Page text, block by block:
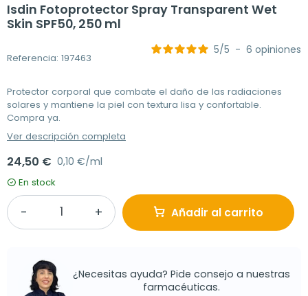
Isdin Fotoprotector Spray Transparent Wet
Skin SPF50, 250 ml
Referencia: 197463
5/5 - 6 opiniones
Protector corporal que combate el daño de las radiaciones
solares y mantiene la piel con textura lisa y confortable.
Compra ya.
Ver descripción completa
24,50 € 0,10 €/ml
En stock
Añadir al carrito
¿Necesitas ayuda? Pide consejo a nuestras
farmacéuticas.